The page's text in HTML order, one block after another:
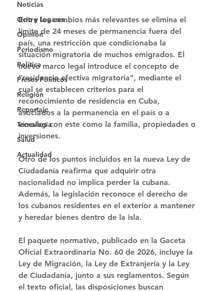
Noticias
Ocio y Lugares
Opinión
Periodismo
Política
Presos Políticos
Religión
Reportaje
Tecnología
Salud
Actualidad
Entre los cambios más relevantes se elimina el
límite de 24 meses de permanencia fuera del
país, una restricción que condicionaba la
situación migratoria de muchos emigrados. El
nuevo marco legal introduce el concepto de
“residencia efectiva migratoria”, mediante el
cual se establecen criterios para el
reconocimiento de residencia en Cuba,
asociados a la permanencia en el país o a
vínculos con este como la familia, propiedades o
inversiones.
Otro de los puntos incluidos en la nueva Ley de
Ciudadanía reafirma que adquirir otra
nacionalidad no implica perder la cubana.
Además, la legislación reconoce el derecho de
los cubanos residentes en el exterior a mantener
y heredar bienes dentro de la isla.
El paquete normativo, publicado en la Gaceta
Oficial Extraordinaria No. 60 de 2026, incluye la
Ley de Migración, la Ley de Extranjería y la Ley
de Ciudadanía, junto a sus reglamentos. Según
el texto oficial, las disposiciones buscan